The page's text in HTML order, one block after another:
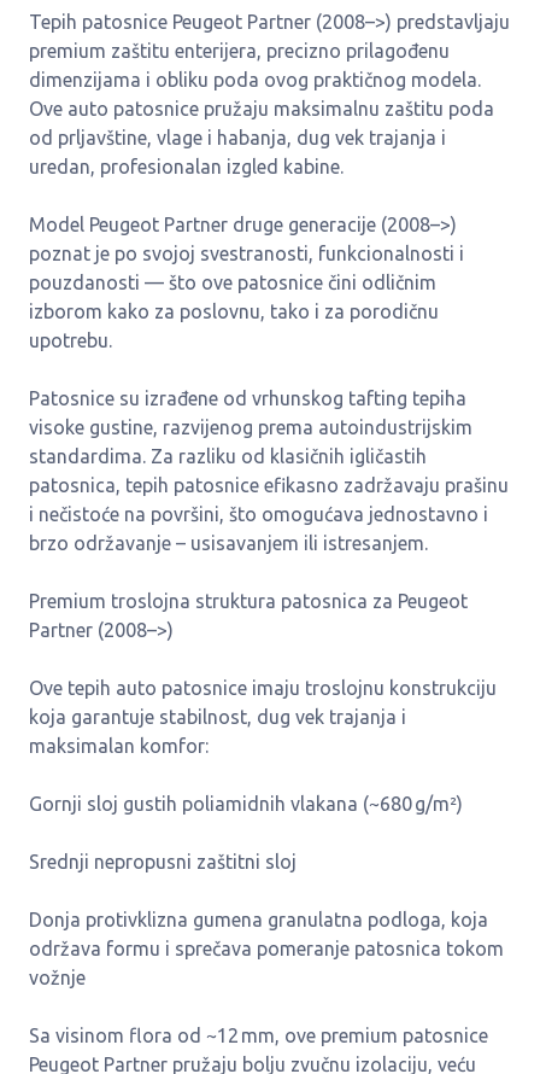
Tepih patosnice Peugeot Partner (2008–>) predstavljaju
premium zaštitu enterijera, precizno prilagođenu
dimenzijama i obliku poda ovog praktičnog modela.
Ove auto patosnice pružaju maksimalnu zaštitu poda
od prljavštine, vlage i habanja, dug vek trajanja i
uredan, profesionalan izgled kabine.
Model Peugeot Partner druge generacije (2008–>)
poznat je po svojoj svestranosti, funkcionalnosti i
pouzdanosti — što ove patosnice čini odličnim
izborom kako za poslovnu, tako i za porodičnu
upotrebu.
Patosnice su izrađene od vrhunskog tafting tepiha
visoke gustine, razvijenog prema autoindustrijskim
standardima. Za razliku od klasičnih igličastih
patosnica, tepih patosnice efikasno zadržavaju prašinu
i nečistoće na površini, što omogućava jednostavno i
brzo održavanje – usisavanjem ili istresanjem.
Premium troslojna struktura patosnica za Peugeot
Partner (2008–>)
Ove tepih auto patosnice imaju troslojnu konstrukciju
koja garantuje stabilnost, dug vek trajanja i
maksimalan komfor:
Gornji sloj gustih poliamidnih vlakana (~680 g/m²)
Srednji nepropusni zaštitni sloj
Donja protivklizna gumena granulatna podloga, koja
održava formu i sprečava pomeranje patosnica tokom
vožnje
Sa visinom flora od ~12 mm, ove premium patosnice
Peugeot Partner pružaju bolju zvučnu izolaciju, veću